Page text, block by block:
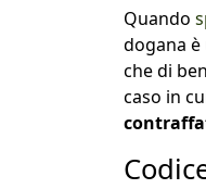
Quando
dogana è
che di
caso in